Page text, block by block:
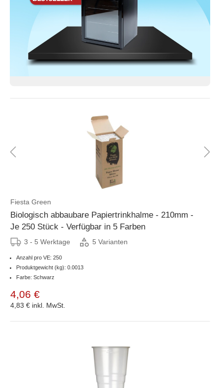
Fiesta Green
Biologisch abbaubare Papiertrinkhalme - 210mm -
Je 250 Stück - Verfügbar in 5 Farben
3 - 5 Werktage 5 Varianten
Anzahl pro VE: 250
Produktgewicht (kg): 0.0013
Farbe: Schwarz
4,06 €
4,83 € inkl. MwSt.